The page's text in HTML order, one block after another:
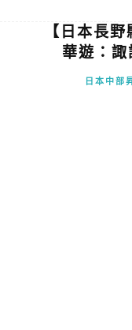
【日本長
華遊：
日本中部